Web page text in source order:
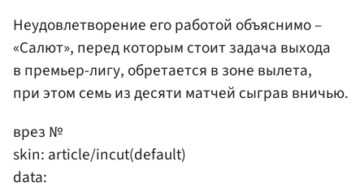
Неудовлетворение его работой объяснимо –
«Салют», перед которым стоит задача выхода
в премьер-лигу, обретается в зоне вылета,
при этом семь из десяти матчей сыграв вничью.
врез №
skin: article/incut(default)
data: